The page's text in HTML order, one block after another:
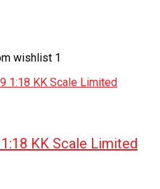
wishlist 1
KK Scale Limited